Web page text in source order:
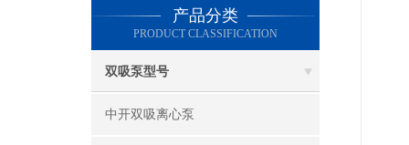
产品分类
PRODUCT CLASSIFICATION
双吸泵型号
中开双吸离心泵